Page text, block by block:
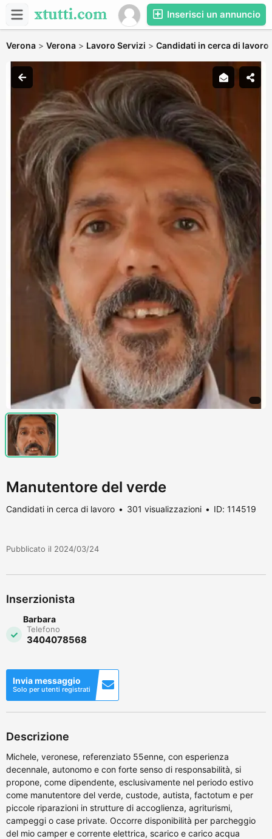
Inserisci un annuncio
Verona > Verona > Lavoro Servizi > Candidati in cerca di lavoro
Manutentore del verde
Candidati in cerca di lavoro 301 visualizzazioni ID: 114519
Pubblicato il 2024/03/24
Inserzionista
Barbara
Telefono
3404078568
Invia messaggio
Solo per utenti registrati
Descrizione
Michele, veronese, referenziato 55enne, con esperienza
decennale, autonomo e con forte senso di responsabilità, si
propone, come dipendente, esclusivamente nel periodo estivo
come manutentore del verde, custode, autista, factotum e per
piccole riparazioni in strutture di accoglienza, agriturismi,
campeggi o case private. Occorre disponibilità per parcheggio
del mio camper e corrente elettrica, scarico e carico acqua